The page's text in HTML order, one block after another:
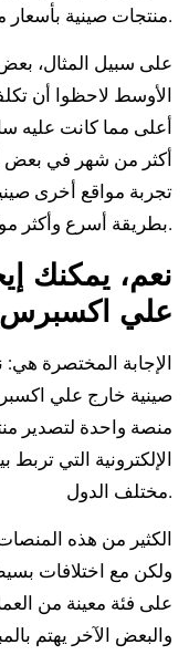
منتجات صينية بأسعار منافسة وخدمة أسرع.
على سبيل المثال،
الأوسط لاحظوا أن
أعلى مما كانت عليه
أكثر من شهر في بعض
تجربة مواقع أخرى
بطريقة أسرع وأكثر موثوقية.
نعم، يمكنك
علي اكسبرس
الإجابة المختصرة
صينية خارج علي
منصة واحدة لتصدير
الإلكترونية التي
مختلف الدول.
الكثير من هذه
ولكن مع اختلافات
على فئة معينة من
والبعض الآخر يهتم